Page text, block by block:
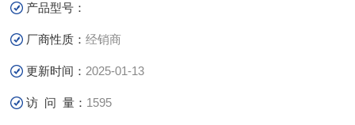
产品型号：
厂商性质：经销商
更新时间： 2025-01-13
访 问 量： 1595